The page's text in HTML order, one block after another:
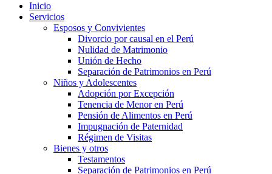
Inicio
Servicios
Esposos y Convivientes
Divorcio por causal en el Perú
Nulidad de Matrimonio
Unión de Hecho
Separación de Patrimonios en Perú
Niños y Adolescentes
Adopción por Excepción
Tenencia de Menor en Perú
Pensión de Alimentos en Perú
Impugnación de Paternidad
Régimen de Visitas
Bienes y otros
Testamentos
Separación de Patrimonios en Perú